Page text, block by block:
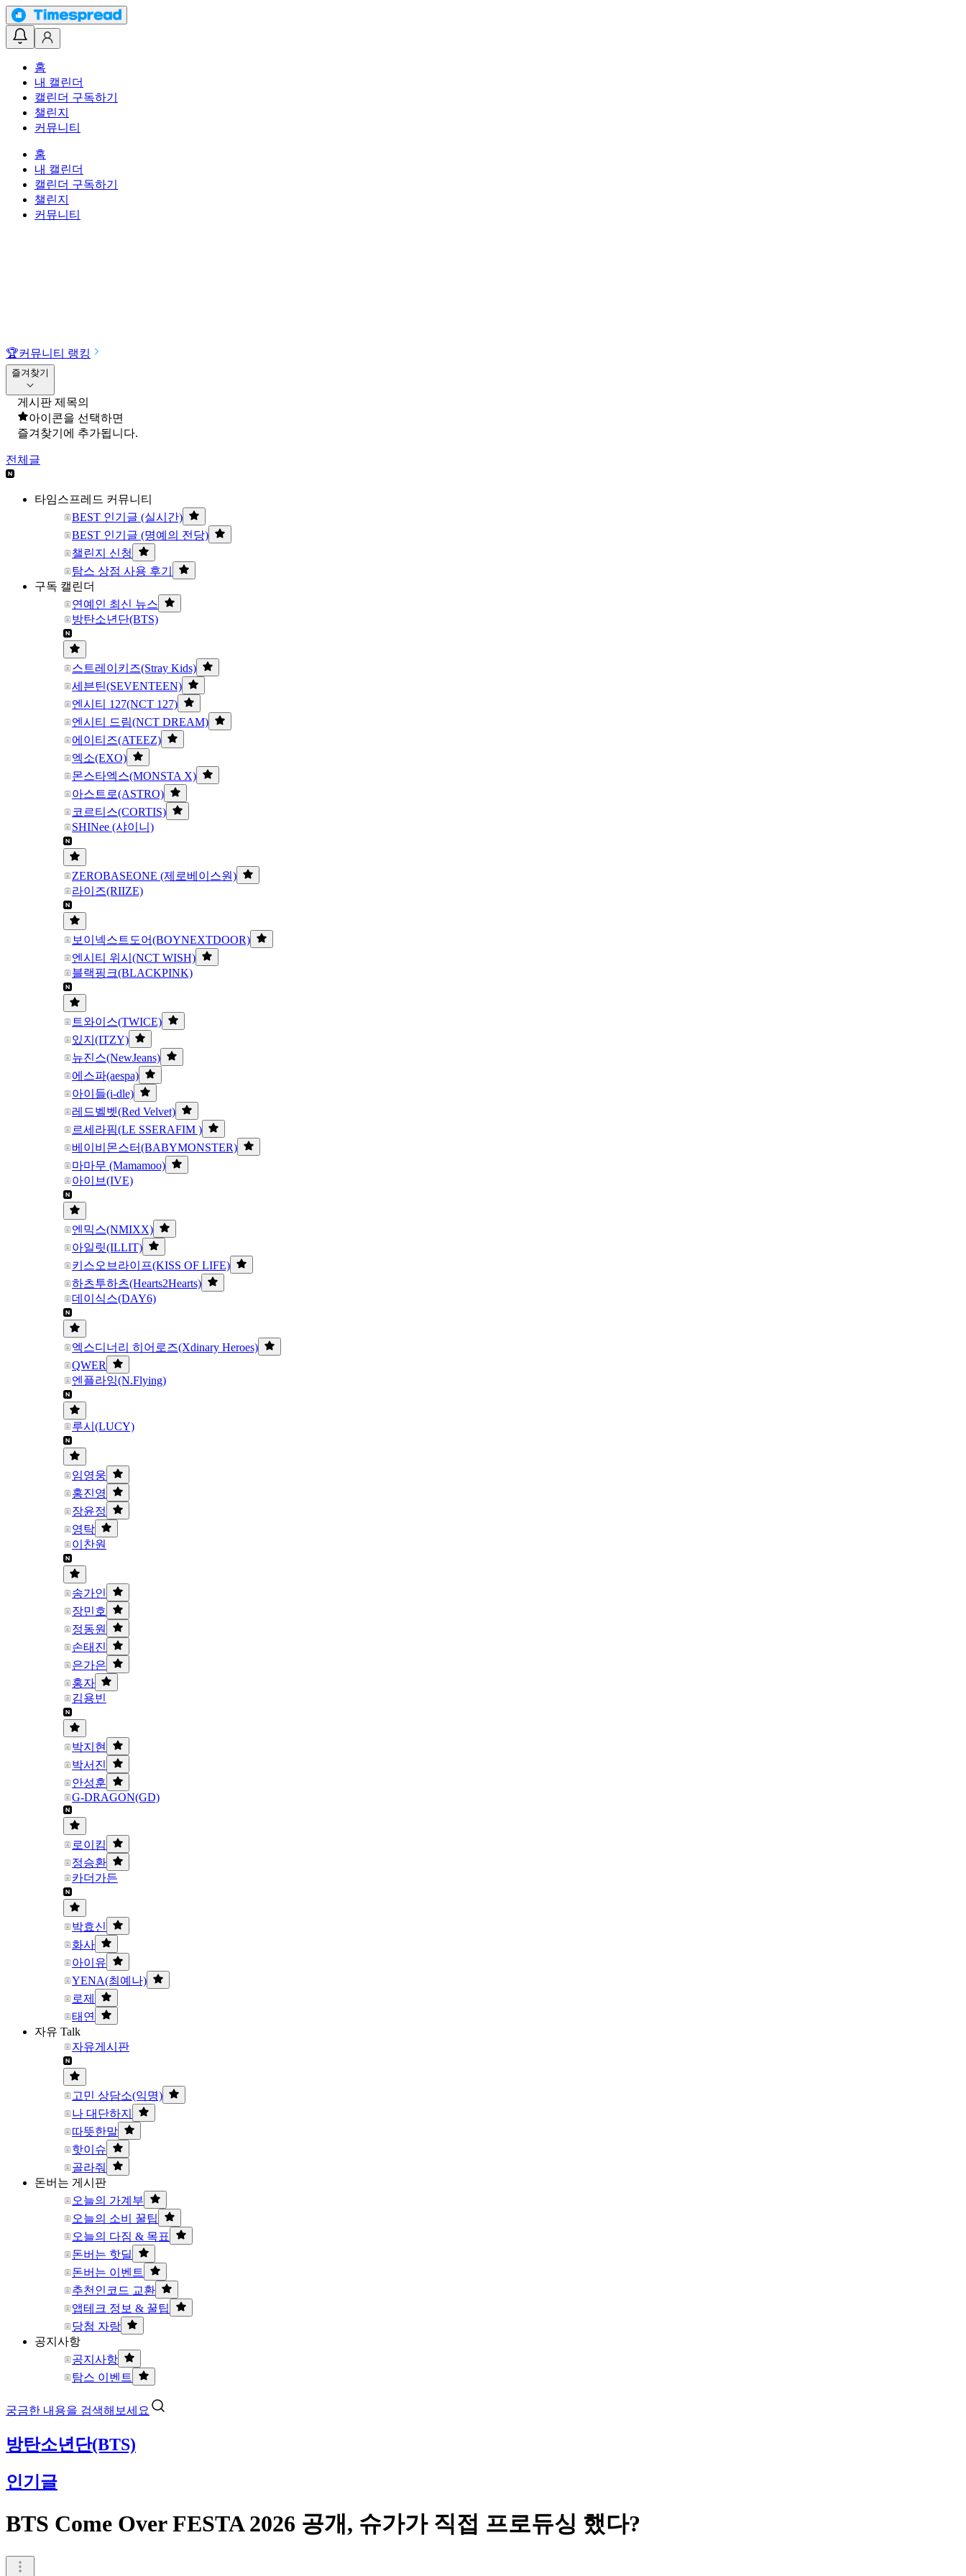
홈
내 캘린더
캘린더 구독하기
챌린지
커뮤니티
홈
내 캘린더
캘린더 구독하기
챌린지
커뮤니티
🏆커뮤니티 랭킹
즐겨찾기
게시판 제목의
아이콘을 선택하면
즐겨찾기에 추가됩니다.
전체글
타임스프레드 커뮤니티
BEST 인기글 (실시간)
BEST 인기글 (명예의 전당)
챌린지 신청
탐스 상점 사용 후기
구독 캘린더
연예인 최신 뉴스
방탄소년단(BTS)
스트레이키즈(Stray Kids)
세븐틴(SEVENTEEN)
엔시티 127(NCT 127)
엔시티 드림(NCT DREAM)
에이티즈(ATEEZ)
엑소(EXO)
몬스타엑스(MONSTA X)
아스트로(ASTRO)
코르티스(CORTIS)
SHINee (샤이니)
ZEROBASEONE (제로베이스원)
라이즈(RIIZE)
보이넥스트도어(BOYNEXTDOOR)
엔시티 위시(NCT WISH)
블랙핑크(BLACKPINK)
트와이스(TWICE)
있지(ITZY)
뉴진스(NewJeans)
에스파(aespa)
아이들(i-dle)
레드벨벳(Red Velvet)
르세라핌(LE SSERAFIM )
베이비몬스터(BABYMONSTER)
마마무 (Mamamoo)
아이브(IVE)
엔믹스(NMIXX)
아일릿(ILLIT)
키스오브라이프(KISS OF LIFE)
하츠투하츠(Hearts2Hearts)
데이식스(DAY6)
엑스디너리 히어로즈(Xdinary Heroes)
QWER
엔플라잉(N.Flying)
루시(LUCY)
임영웅
홍진영
장윤정
영탁
이찬원
송가인
장민호
정동원
손태진
은가은
홍자
김용빈
박지현
박서진
안성훈
G-DRAGON(GD)
로이킴
정승환
카더가든
박효신
화사
아이유
YENA(최예나)
로제
태연
자유 Talk
자유게시판
고민 상담소(익명)
나 대단하지
따뜻한말
핫이슈
골라줘
돈버는 게시판
오늘의 가계부
오늘의 소비 꿀팁
오늘의 다짐 & 목표
돈버는 핫딜
돈버는 이벤트
추천인코드 교환
앱테크 정보 & 꿀팁
당첨 자랑
공지사항
공지사항
탐스 이벤트
궁금한 내용을 검색해보세요
방탄소년단(BTS)
인기글
BTS Come Over FESTA 2026 공개, 슈가가 직접 프로듀싱 했다?